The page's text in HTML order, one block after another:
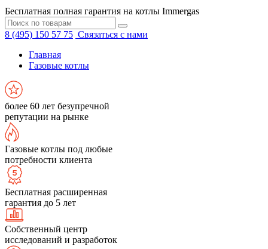
Бесплатная полная гарантия на котлы Immergas
8 (495) 150 57 75 Связаться с нами
Главная
Газовые котлы
более 60 лет безупречной
репутации на рынке
Газовые котлы под любые
потребности клиента
Бесплатная расширенная
гарантия до 5 лет
Собственный центр
исследований и разработок